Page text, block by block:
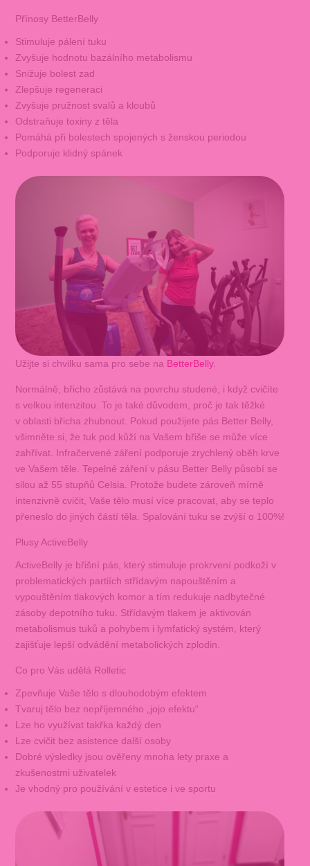
Přínosy BetterBelly
Stimuluje pálení tuku
Zvyšuje hodnotu bazálního metabolismu
Snižuje bolest zad
Zlepšuje regeneraci
Zvyšuje pružnost svalů a kloubů
Odstraňuje toxiny z těla
Pomáhá při bolestech spojených s ženskou periodou
Podporuje klidný spánek
Užijte si chvilku sama pro sebe na BetterBelly.
Normálně, břicho zůstává na povrchu studené, i když cvičíte
s velkou intenzitou. To je také důvodem, proč je tak těžké
v oblasti břicha zhubnout. Pokud použijete pás Better Belly,
všimněte si, že tuk pod kůží na Vašem břiše se může více
zahřívat. Infračervené záření podporuje zrychlený oběh krve
ve Vašem těle. Tepelné záření v pásu Better Belly působí se
silou až 55 stupňů Celsia. Protože budete zároveň mírně
intenzivně cvičit, Vaše tělo musí více pracovat, aby se teplo
přeneslo do jiných částí těla. Spalování tuku se zvýší o 100%!
Plusy ActiveBelly
ActiveBelly je břišní pás, který stimuluje prokrvení podkoží v
problematických partiích střídavým napouštěním a
vypouštěním tlakových komor a tím redukuje nadbytečné
zásoby depotního tuku. Střídavým tlakem je aktivován
metabolismus tuků a pohybem i lymfatický systém, který
zajišťuje lepší odvádění metabolických zplodin.
Co pro Vás udělá Rolletic
Zpevňuje Vaše tělo s dlouhodobým efektem
Tvaruj tělo bez nepříjemného „jojo efektu“
Lze ho využívat takřka každý den
Lze cvičit bez asistence další osoby
Dobré výsledky jsou ověřeny mnoha lety praxe a
zkušenostmi uživatelek
Je vhodný pro používání v estetice i ve sportu